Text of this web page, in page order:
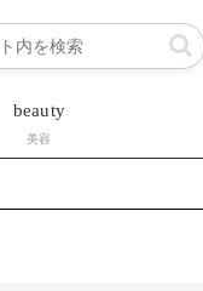
beauty
美容